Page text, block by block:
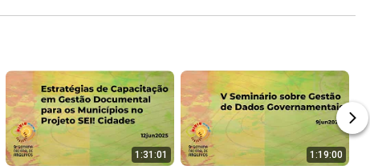
1:31:01 1:19:00